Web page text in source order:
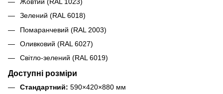
Зелений (RAL 6018)
Помаранчевий (RAL 2003)
Оливковий (RAL 6027)
Світло-зелений (RAL 6019)
Доступні розміри
Стандартний: 590×420×880 мм